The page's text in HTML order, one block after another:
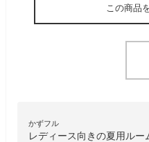
この商品
かずフル
レディース向きの夏用ル